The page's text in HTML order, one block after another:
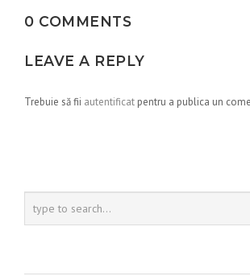
0 COMMENTS
LEAVE A REPLY
Trebuie să fii autentificat pentru a publica un